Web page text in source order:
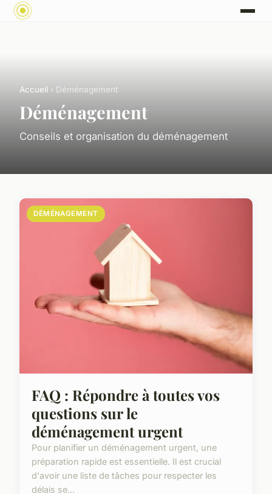
Accueil › Déménagement
Déménagement
Conseils et organisation du déménagement
DÉMÉNAGEMENT
FAQ : Répondre à toutes vos
questions sur le
déménagement urgent
Pour planifier un déménagement urgent, une
préparation rapide est essentielle. Il est crucial
d'avoir une liste de tâches pour respecter les
délais se...